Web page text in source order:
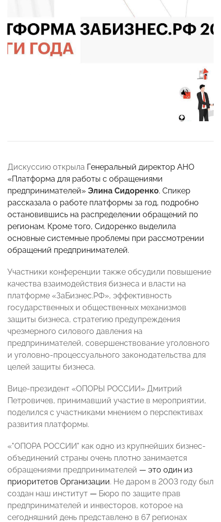
Дискуссию открыла Генеральный директор АНО
«Платформа для работы с обращениями
предпринимателей» Элина Сидоренко. Спикер
рассказала о работе платформы за год, подробно
остановившись на распределении обращений по
регионам. Кроме того, Сидоренко выделила
основные системные проблемы при рассмотрении
обращений предпринимателей.
Участники конференции также обсудили повышение
качества взаимодействия бизнеса и власти на
платформе «ЗаБизнес.РФ», эффективность
государственных и общественных механизмов
защиты бизнеса, стратегию предупреждения
чрезмерного силового давления на
предпринимателей, совершенствование уголовного
и уголовно-процессуального законодательства для
целей защиты бизнеса.
Вице-президент «ОПОРЫ РОССИИ» Дмитрий
Петровичев, принимавший участие в мероприятии,
поделился с участниками мнением о перспективах
развития платформы.
«"ОПОРА РОССИИ" как одно из крупнейших бизнес-
объединений страны очень плотно занимается
обращениями предпринимателей — это один из
приоритетов Организации. Не даром в 2003 году был
создан наш институт — Бюро по защите прав
предпринимателей и инвесторов, которое на
сегодняшний день представлено в 67 регионах